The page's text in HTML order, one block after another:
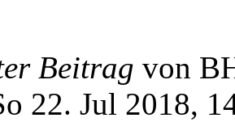
Beitrag von
22. Jul 2018,